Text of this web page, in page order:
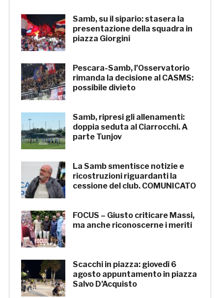
Samb, su il sipario: stasera la
presentazione della squadra in
piazza Giorgini
Pescara-Samb, l’Osservatorio
rimanda la decisione al CASMS:
possibile divieto
Samb, ripresi gli allenamenti:
doppia seduta al Ciarrocchi. A
parte Tunjov
La Samb smentisce notizie e
ricostruzioni riguardanti la
cessione del club. COMUNICATO
FOCUS – Giusto criticare Massi,
ma anche riconoscerne i meriti
Scacchi in piazza: giovedì 6
agosto appuntamento in piazza
Salvo D’Acquisto